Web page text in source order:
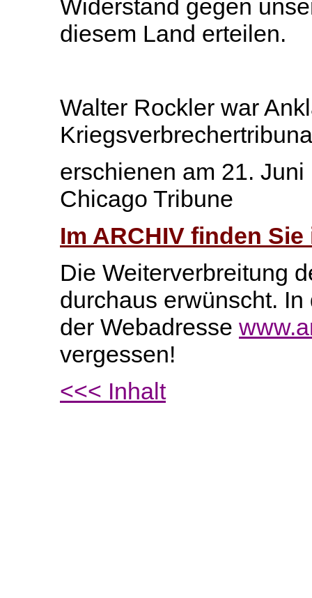
Widerstand gegen
diesem Land erteilen.
Walter Rockler war
erschienen am 21.
Chicago Tribune
Im ARCHIV finden
Die Weiterverbreitung
durchaus erwünscht.
der Webadresse
vergessen!
<<< Inhalt